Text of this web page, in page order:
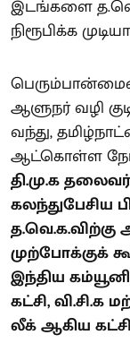
இடங்களை
நிரூபிக்க
ஆளுநர் வழி
வந்து,
ஆட்கொள்ள
தி.மு.க
கலந்துபேசிய
த.வெ.க.விற்கு
முற்போக்குக்
இந்திய
கட்சி,
லீக் ஆகிய